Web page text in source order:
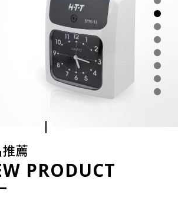
薦
PRODUCT